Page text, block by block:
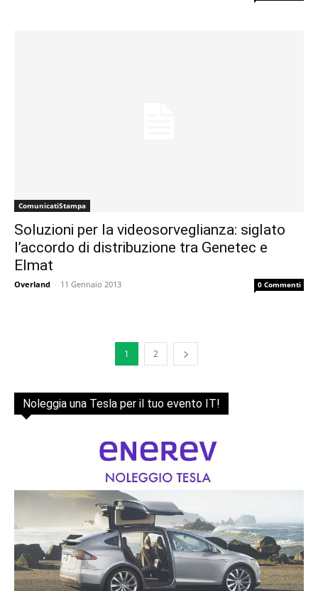
ComunicatiStampa
Soluzioni per la videosorveglianza: siglato
l’accordo di distribuzione tra Genetec e
Elmat
Overland - 11 Gennaio 2013 0 Commenti
1 2
Noleggia una Tesla per il tuo evento IT!